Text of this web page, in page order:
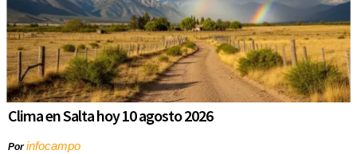
Clima en Salta hoy 10 agosto 2026
Porinfocampo